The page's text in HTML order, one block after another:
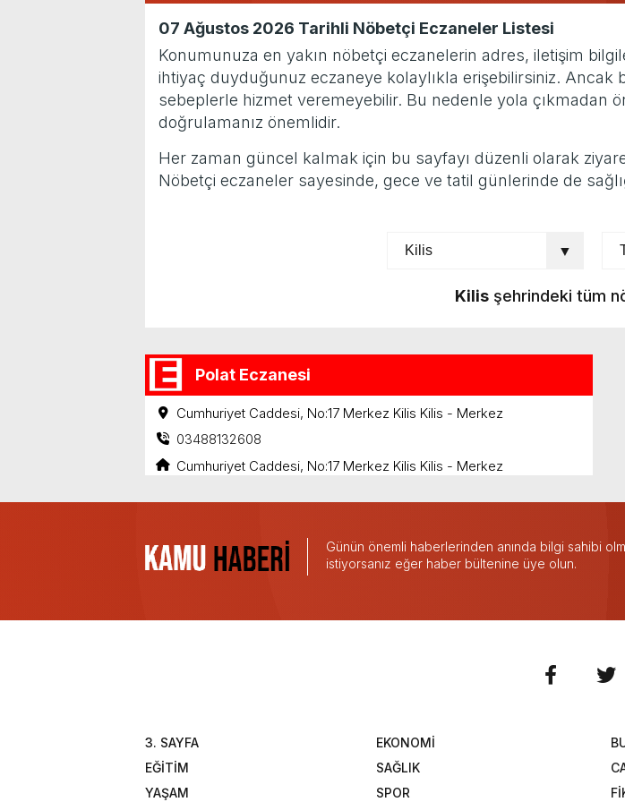
07 Ağustos 2026 Tarihli Nöbetçi Eczaneler Listesi
Konumunuza en yakın nöbetçi eczanelerin adres, iletişim
ihtiyaç duyduğunuz eczaneye kolaylıkla erişebilirsiniz.
sebeplerle hizmet veremeyebilir. Bu nedenle yola çıkmadan
doğrulamanız önemlidir.
Her zaman güncel kalmak için bu sayfayı düzenli olarak
Nöbetçi eczaneler sayesinde, gece ve tatil günlerinde de
Kilis şehrindeki tüm
Polat Eczanesi
Cumhuriyet Caddesi, No:17 Merkez Kilis Kilis - Merkez
03488132608
Cumhuriyet Caddesi, No:17 Merkez Kilis Kilis - Merkez
Günün önemli haberlerinden anında bilgi sahibi
istiyorsanız eğer haber bültenine üye olun.
3. SAYFA
EKONOMİ
EĞİTİM
SAĞLIK
YAŞAM
SPOR